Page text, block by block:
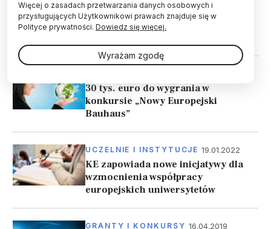
Komisja Europejska ogłosiła wyniki
dotyczące inicjatywy Uniwersytety
30 tys. euro do wygrania w
konkursie „Nowy Europejski
Bauhaus”
UCZELNIE I INSTYTUCJE 19.01.2022
KE zapowiada nowe inicjatywy dla
wzmocnienia współpracy
europejskich uniwersytetów
GRANTY I KONKURSY 16.04.2019
Więcej o zasadach przetwarzania danych osobowych i
przysługujących Użytkownikowi prawach znajduje się w
Polityce prywatności. Dowiedz się więcej.
Wyrażam zgodę